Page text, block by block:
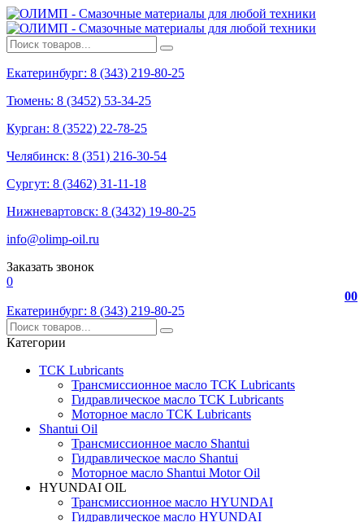
Екатеринбург: 8 (343) 219-80-25
Тюмень: 8 (3452) 53-34-25
Курган: 8 (3522) 22-78-25
Челябинск: 8 (351) 216-30-54
Сургут: 8 (3462) 31-11-18
Нижневартовск: 8 (3432) 19-80-25
info@olimp-oil.ru
Заказать звонок
0
00
Екатеринбург: 8 (343) 219-80-25
Категории
TCK Lubricants
Трансмиссионное масло TCK Lubricants
Гидравлическое масло TCK Lubricants
Моторное масло TCK Lubricants
Shantui Oil
Трансмиссионное масло Shantui
Гидравлическое масло Shantui
Моторное масло Shantui Motor Oil
HYUNDAI OIL
Трансмиссионное масло HYUNDAI
Гидравлическое масло HYUNDAI